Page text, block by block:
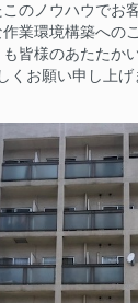
のノウハウでお
業環境構築への
皆様のあたたか
しくお願い申し上げ